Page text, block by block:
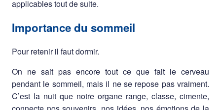
applicables tout de suite.
Importance du sommeil
Pour retenir il faut dormir.
On ne sait pas encore tout ce que fait le cerveau
pendant le sommeil, mais il ne se repose pas vraiment.
C’est la nuit que notre organe range, classe, cimente,